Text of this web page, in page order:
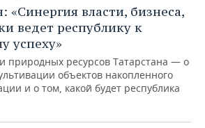
«Синергия власти, бизнеса,
ведет республику к
успеху»
природных ресурсов Татарстана — о
объектов накопленного
и о том, какой будет республика